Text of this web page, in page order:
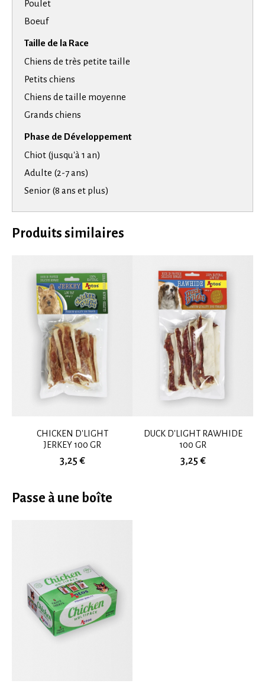
Poulet
Boeuf
Taille de la Race
Chiens de très petite taille
Petits chiens
Chiens de taille moyenne
Grands chiens
Phase de Développement
Chiot (jusqu'à 1 an)
Adulte (2-7 ans)
Senior (8 ans et plus)
Produits similaires
CHICKEN D'LIGHT
JERKEY 100 GR
3,25 €
DUCK D'LIGHT RAWHIDE
100 GR
3,25 €
Passe à une boîte